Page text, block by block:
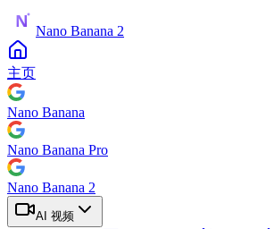
Nano Banana 2
主页
Nano Banana
Nano Banana Pro
Nano Banana 2
AI 视频